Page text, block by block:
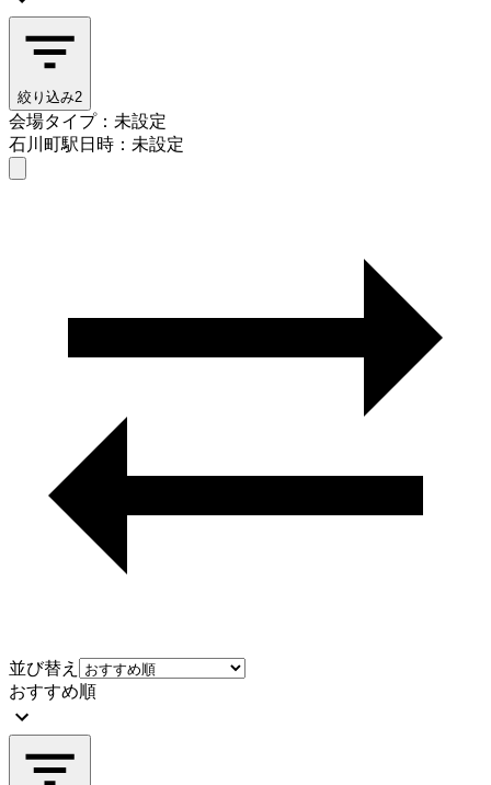
絞り込み2
会場タイプ：未設定
石川町駅日時：未設定
並び替え
おすすめ順